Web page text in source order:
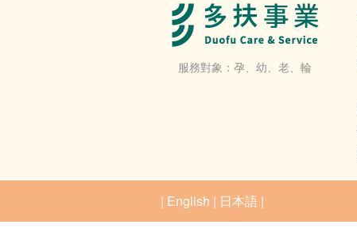
服務對象：孕、幼、老、輪
| English | 日本語 |